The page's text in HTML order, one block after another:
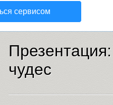
сервисом
чудес